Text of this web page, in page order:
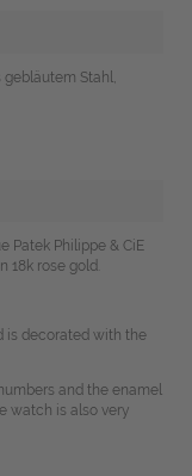
Stahl,
Patek Philippe & CiE
18k rose gold.
is decorated with the
and the enamel
watch is also very